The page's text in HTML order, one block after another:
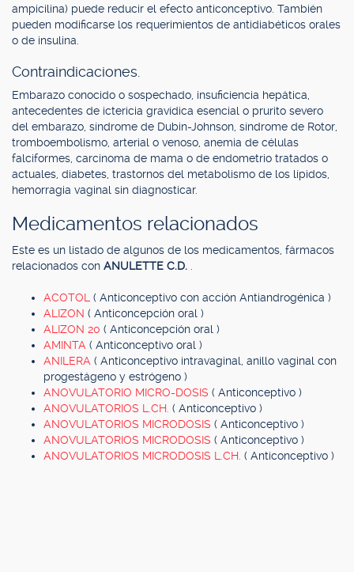
ampicilina) puede reducir el efecto anticonceptivo. También
pueden modificarse los requerimientos de antidiabéticos orales
o de insulina.
Contraindicaciones.
Embarazo conocido o sospechado, insuficiencia hepática,
antecedentes de ictericia gravídica esencial o prurito severo
del embarazo, síndrome de Dubin-Johnson, síndrome de Rotor,
tromboembolismo, arterial o venoso, anemia de células
falciformes, carcinoma de mama o de endometrio tratados o
actuales, diabetes, trastornos del metabolismo de los lípidos,
hemorragia vaginal sin diagnosticar.
Medicamentos relacionados
Este es un listado de algunos de los medicamentos, fármacos
relacionados con ANULETTE C.D.
ACOTOL ( Anticonceptivo con acción Antiandrogénica )
ALIZON ( Anticoncepción oral )
ALIZON 20 ( Anticoncepción oral )
AMINTA ( Anticonceptivo oral )
ANILERA ( Anticonceptivo intravaginal, anillo vaginal con
progestágeno y estrógeno )
ANOVULATORIO MICRO-DOSIS ( Anticonceptivo )
ANOVULATORIOS L.CH. ( Anticonceptivo )
ANOVULATORIOS MICRODOSIS ( Anticonceptivo )
ANOVULATORIOS MICRODOSIS ( Anticonceptivo )
ANOVULATORIOS MICRODOSIS L.CH. ( Anticonceptivo )